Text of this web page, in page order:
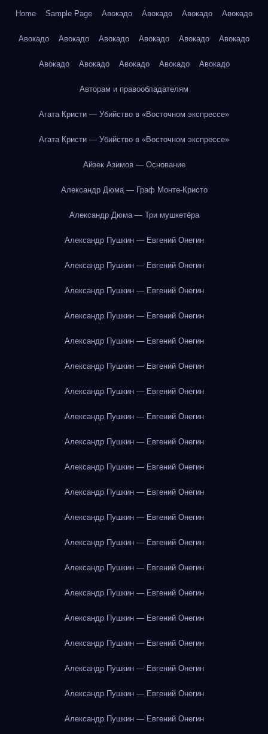
Home Sample Page Авокадо Авокадо Авокадо Авокадо
Авокадо Авокадо Авокадо Авокадо Авокадо Авокадо
Авокадо Авокадо Авокадо Авокадо Авокадо
Авторам и правообладателям
Агата Кристи — Убийство в «Восточном экспрессе»
Агата Кристи — Убийство в «Восточном экспрессе»
Айзек Азимов — Основание
Александр Дюма — Граф Монте-Кристо
Александр Дюма — Три мушкетёра
Александр Пушкин — Евгений Онегин
Александр Пушкин — Евгений Онегин
Александр Пушкин — Евгений Онегин
Александр Пушкин — Евгений Онегин
Александр Пушкин — Евгений Онегин
Александр Пушкин — Евгений Онегин
Александр Пушкин — Евгений Онегин
Александр Пушкин — Евгений Онегин
Александр Пушкин — Евгений Онегин
Александр Пушкин — Евгений Онегин
Александр Пушкин — Евгений Онегин
Александр Пушкин — Евгений Онегин
Александр Пушкин — Евгений Онегин
Александр Пушкин — Евгений Онегин
Александр Пушкин — Евгений Онегин
Александр Пушкин — Евгений Онегин
Александр Пушкин — Евгений Онегин
Александр Пушкин — Евгений Онегин
Александр Пушкин — Евгений Онегин
Александр Пушкин — Евгений Онегин